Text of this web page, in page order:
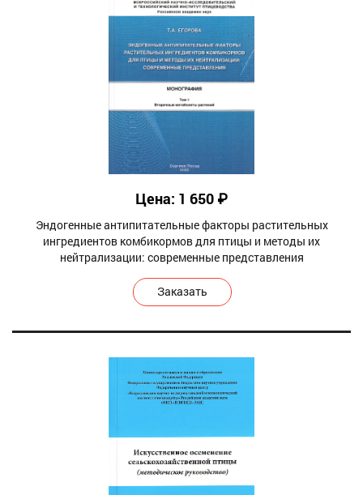
Цена: 1 650 ₽
Эндогенные антипитательные факторы растительных
ингредиентов комбикормов для птицы и методы их
нейтрализации: современные представления
Заказать